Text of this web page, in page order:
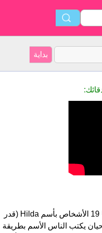
Hilda هو اسم فتاة. أصل الأسم هو الاسكندنافية على موقعنا 19 الأشخاص بأسم Hilda (قدر
اغلب الأحيان يكتب الناس الأسم بطريقة